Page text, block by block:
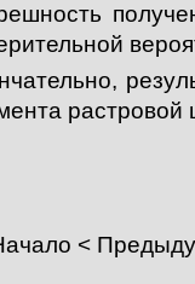
растровой
<